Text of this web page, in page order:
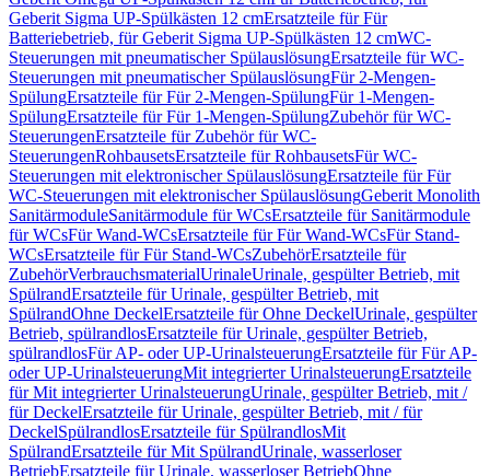
Geberit Sigma UP-Spülkästen 12 cmErsatzteile für Für
Batteriebetrieb, für Geberit Sigma UP-Spülkästen 12 cmWC-
Steuerungen mit pneumatischer SpülauslösungErsatzteile für WC-
Steuerungen mit pneumatischer SpülauslösungFür 2-Mengen-
SpülungErsatzteile für Für 2-Mengen-SpülungFür 1-Mengen-
SpülungErsatzteile für Für 1-Mengen-SpülungZubehör für WC-
SteuerungenErsatzteile für Zubehör für WC-
SteuerungenRohbausetsErsatzteile für RohbausetsFür WC-
Steuerungen mit elektronischer SpülauslösungErsatzteile für Für
WC-Steuerungen mit elektronischer SpülauslösungGeberit Monolith
SanitärmoduleSanitärmodule für WCsErsatzteile für Sanitärmodule
für WCsFür Wand-WCsErsatzteile für Für Wand-WCsFür Stand-
WCsErsatzteile für Für Stand-WCsZubehörErsatzteile für
ZubehörVerbrauchsmaterialUrinaleUrinale, gespülter Betrieb, mit
SpülrandErsatzteile für Urinale, gespülter Betrieb, mit
SpülrandOhne DeckelErsatzteile für Ohne DeckelUrinale, gespülter
Betrieb, spülrandlosErsatzteile für Urinale, gespülter Betrieb,
spülrandlosFür AP- oder UP-UrinalsteuerungErsatzteile für Für AP-
oder UP-UrinalsteuerungMit integrierter UrinalsteuerungErsatzteile
für Mit integrierter UrinalsteuerungUrinale, gespülter Betrieb, mit /
für DeckelErsatzteile für Urinale, gespülter Betrieb, mit / für
DeckelSpülrandlosErsatzteile für SpülrandlosMit
SpülrandErsatzteile für Mit SpülrandUrinale, wasserloser
BetriebErsatzteile für Urinale, wasserloser BetriebOhne